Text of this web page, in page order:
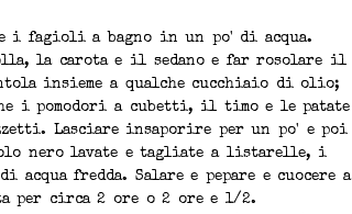
i fagioli a bagno in un po' di acqua.
la carota e il sedano e far rosolare il
insieme a qualche cucchiaio di olio;
i pomodori a cubetti, il timo e le patate
Lasciare insaporire per un po' e poi
nero lavate e tagliate a listarelle, i
fredda. Salare e pepare e cuocere a
per circa 2 ore o 2 ore e 1/2.